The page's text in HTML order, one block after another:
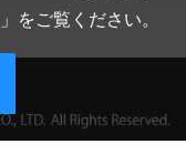
」をご覧ください。